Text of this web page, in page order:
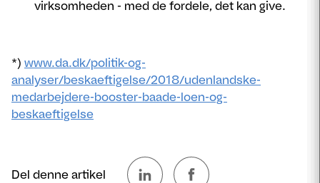
virksomheden - med de fordele, det kan give.
*) www.da.dk/politik-og-
analyser/beskaeftigelse/2018/udenlandske-
medarbejdere-booster-baade-loen-og-
beskaeftigelse
Del denne artikel